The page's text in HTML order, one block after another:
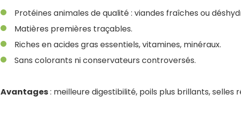
Protéines animales de qualité : viandes fraîches ou
Matières premières traçables.
Riches en acides gras essentiels, vitamines, minéraux.
Sans colorants ni conservateurs controversés.
Avantages: meilleure digestibilité, poils plus brillants, selles